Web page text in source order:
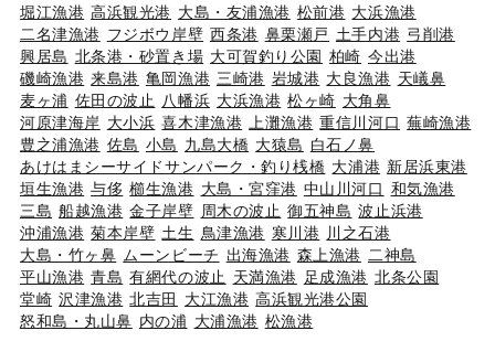
堀江漁港 高浜観光港 大島・友浦漁港 松前港 大浜漁港
二名津漁港 フジボウ岸壁 西条港 鼻栗瀬戸 土手内港 弓削港
興居島 北条港・砂置き場 大可賀釣り公園 柏崎 今出港
磯崎漁港 来島港 亀岡漁港 三崎港 岩城港 大良漁港 天嶬鼻
麦ヶ浦 佐田の波止 八幡浜 大浜漁港 松ヶ崎 大角鼻
河原津海岸 大小浜 喜木津漁港 上灘漁港 重信川河口 蕪崎漁港
豊之浦漁港 佐島 小島 九島大橋 大猿島 白石ノ鼻
あけはまシーサイドサンパーク・釣り桟橋 大浦港 新居浜東港
垣生漁港 与侈 櫛生漁港 大島・宮窪港 中山川河口 和気漁港
三島 船越漁港 金子岸壁 周木の波止 御五神島 波止浜港
沖浦漁港 菊本岸壁 土生 鳥津漁港 寒川港 川之石港
大島・竹ヶ鼻 ムーンビーチ 出海漁港 森上漁港 二神島
平山漁港 青島 有網代の波止 天満漁港 足成漁港 北条公園
堂崎 沢津漁港 北吉田 大江漁港 高浜観光港公園
怒和島・丸山鼻 内の浦 大浦漁港 松漁港